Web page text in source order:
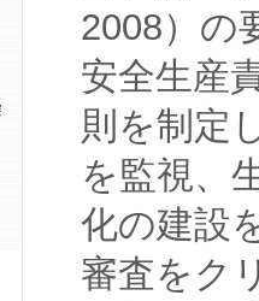
2008）の
安全生産
則を制定
を監視、
化の建設
審査をク